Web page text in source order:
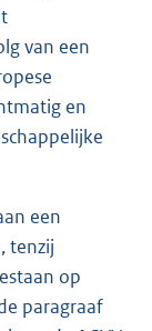
van een
en
een
tenzij
op
paragraaf